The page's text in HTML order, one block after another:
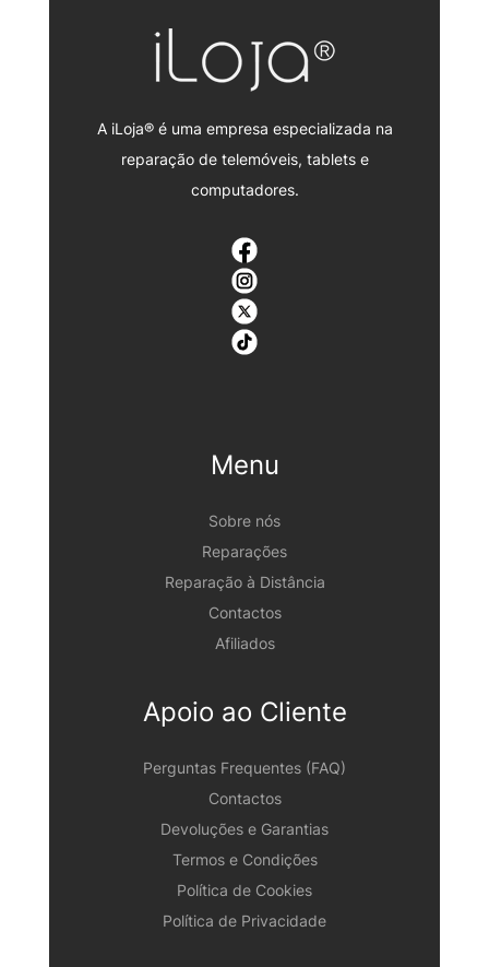
A iLoja® é uma empresa especializada na
reparação de telemóveis, tablets e
computadores.
Menu
Sobre nós
Reparações
Reparação à Distância
Contactos
Afiliados
Apoio ao Cliente
Perguntas Frequentes (FAQ)
Contactos
Devoluções e Garantias
Termos e Condições
Política de Cookies
Política de Privacidade